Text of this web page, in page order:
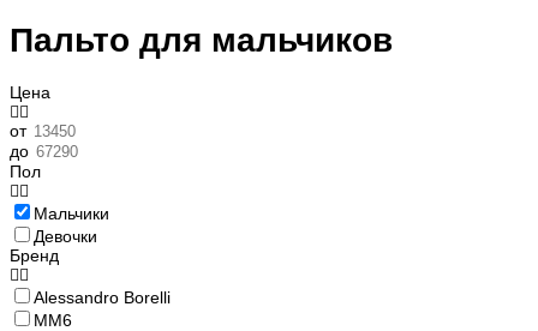
Пальто для мальчиков
Цена
от
до
Пол
Мальчики
Девочки
Бренд
Alessandro Borelli
MM6